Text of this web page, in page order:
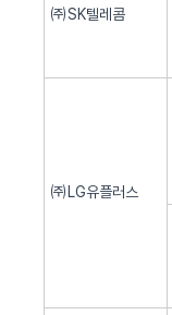
㈜SK텔레콤
㈜LG유플러스